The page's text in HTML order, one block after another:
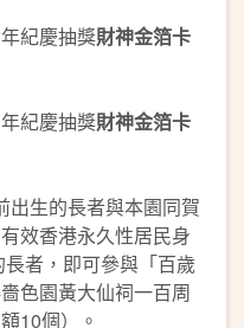
紀慶抽獎財神金箔卡
紀慶抽獎財神金箔卡
出生的長者與本園同賀
效香港永久性居民身
者，即可參與「百歲
色園黃大仙祠一百周
10個）。